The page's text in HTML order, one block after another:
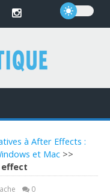
à After Effects :
et Mac >>
0